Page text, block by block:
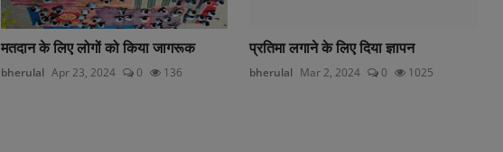
मतदान के लिए लोगों को किया जागरूक
bherulal Apr 23, 2024 0 136
प्रतिमा लगाने के लिए दिया ज्ञापन
bherulal Mar 2, 2024 0 1025